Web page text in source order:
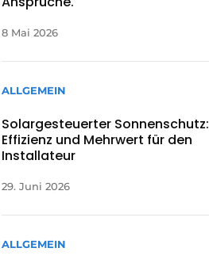
8 Mai 2026
ALLGEMEIN
Solargesteuerter Sonnenschutz:
Effizienz und Mehrwert für den
Installateur
29. Juni 2026
ALLGEMEIN